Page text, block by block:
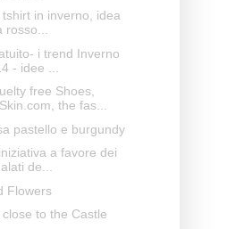
in inverno, idea
i trend Inverno
- idee ...
free Shoes,
the fas...
pastello e burgundy
a favore dei
de...
Flowers
to the Castle